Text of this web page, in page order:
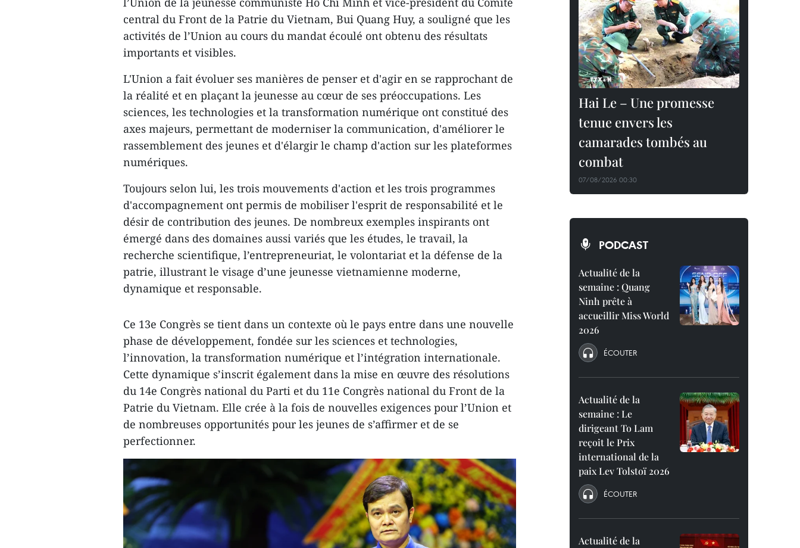
central du Front de la Patrie du Vietnam, Bui Quang Huy, a souligné que les
activités de l’Union au cours du mandat écoulé ont obtenu des résultats
importants et visibles.
L'Union a fait évoluer ses manières de penser et d'agir en se rapprochant de
la réalité et en plaçant la jeunesse au cœur de ses préoccupations. Les
sciences, les technologies et la transformation numérique ont constitué des
axes majeurs, permettant de moderniser la communication, d'améliorer le
rassemblement des jeunes et d'élargir le champ d'action sur les plateformes
numériques.
Toujours selon lui, les trois mouvements d'action et les trois programmes
d'accompagnement ont permis de mobiliser l'esprit de responsabilité et le
désir de contribution des jeunes. De nombreux exemples inspirants ont
émergé dans des domaines aussi variés que les études, le travail, la
recherche scientifique, l’entrepreneuriat, le volontariat et la défense de la
patrie, illustrant le visage d’une jeunesse vietnamienne moderne,
dynamique et responsable.
Ce 13e Congrès se tient dans un contexte où le pays entre dans une nouvelle
phase de développement, fondée sur les sciences et technologies,
l’innovation, la transformation numérique et l’intégration internationale.
Cette dynamique s’inscrit également dans la mise en œuvre des résolutions
du 14e Congrès national du Parti et du 11e Congrès national du Front de la
Patrie du Vietnam. Elle crée à la fois de nouvelles exigences pour l’Union et
de nombreuses opportunités pour les jeunes de s’affirmer et de se
perfectionner.
Hai Le – Une promesse
tenue envers les
camarades tombés au
combat
07/08/2026 00:30
PODCAST
Actualité de la
semaine : Quang
Ninh prête à
accueillir Miss World
2026
ÉCOUTER
Actualité de la
semaine : Le
dirigeant To Lam
reçoit le Prix
international de la
paix Lev Tolstoï 2026
ÉCOUTER
Actualité de la